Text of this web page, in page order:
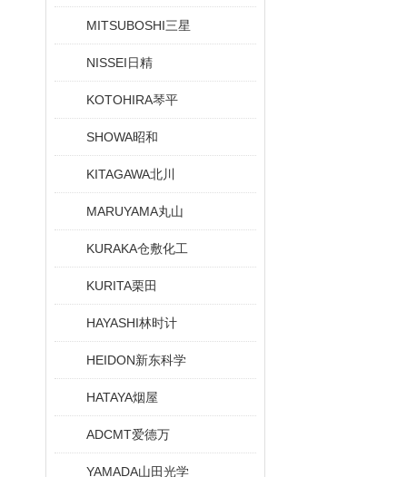
MITSUBOSHI三星
NISSEI日精
KOTOHIRA琴平
SHOWA昭和
KITAGAWA北川
MARUYAMA丸山
KURAKA仓敷化工
KURITA栗田
HAYASHI林时计
HEIDON新东科学
HATAYA烟屋
ADCMT爱德万
YAMADA山田光学